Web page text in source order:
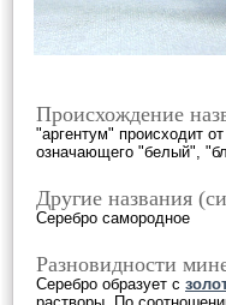
Происхождение
"аргентум" происходит
означающего "белый",
Другие названия
Серебро самородное
Разновидности
Серебро образует с